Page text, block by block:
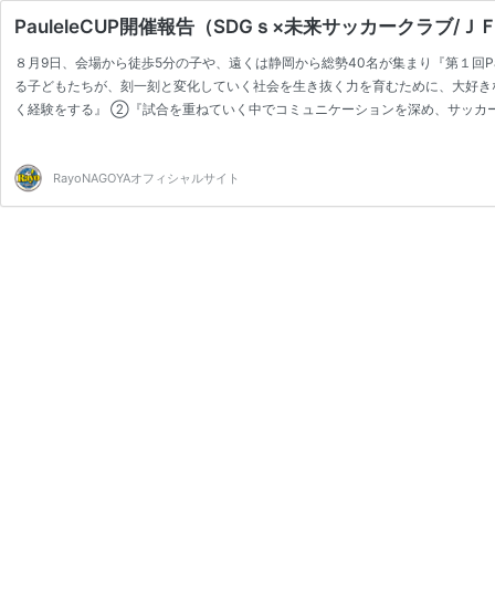
PauleleCUP開催報告（SDGｓ×未来サッカークラブ/Ｊ
８月9日、会場から徒歩5分の子や、遠くは静岡から総勢40名が集まり『第１
る子どもたちが、刻一刻と変化していく社会を生き抜く力を育むために、大好
く経験をする』 ②『試合を重ねていく中でコミュニケーションを深め、サッ
RayoNAGOYAオフィシャルサイト